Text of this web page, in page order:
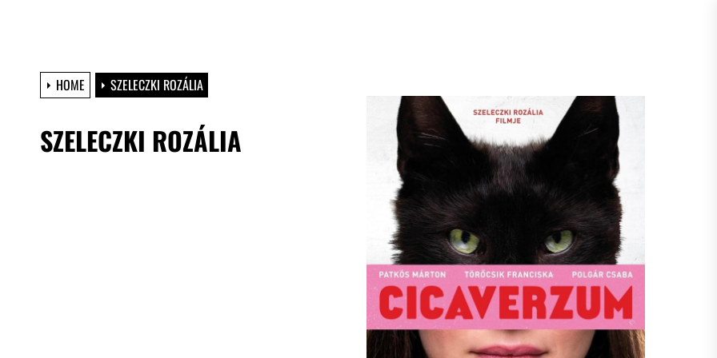
HOME SZELECZKI ROZÁLIA
SZELECZKI ROZÁLIA